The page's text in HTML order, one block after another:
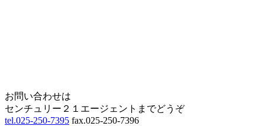
お問い合わせは
センチュリー２１エージェントまでどうぞ
tel.025-250-7395 fax.025-250-7396